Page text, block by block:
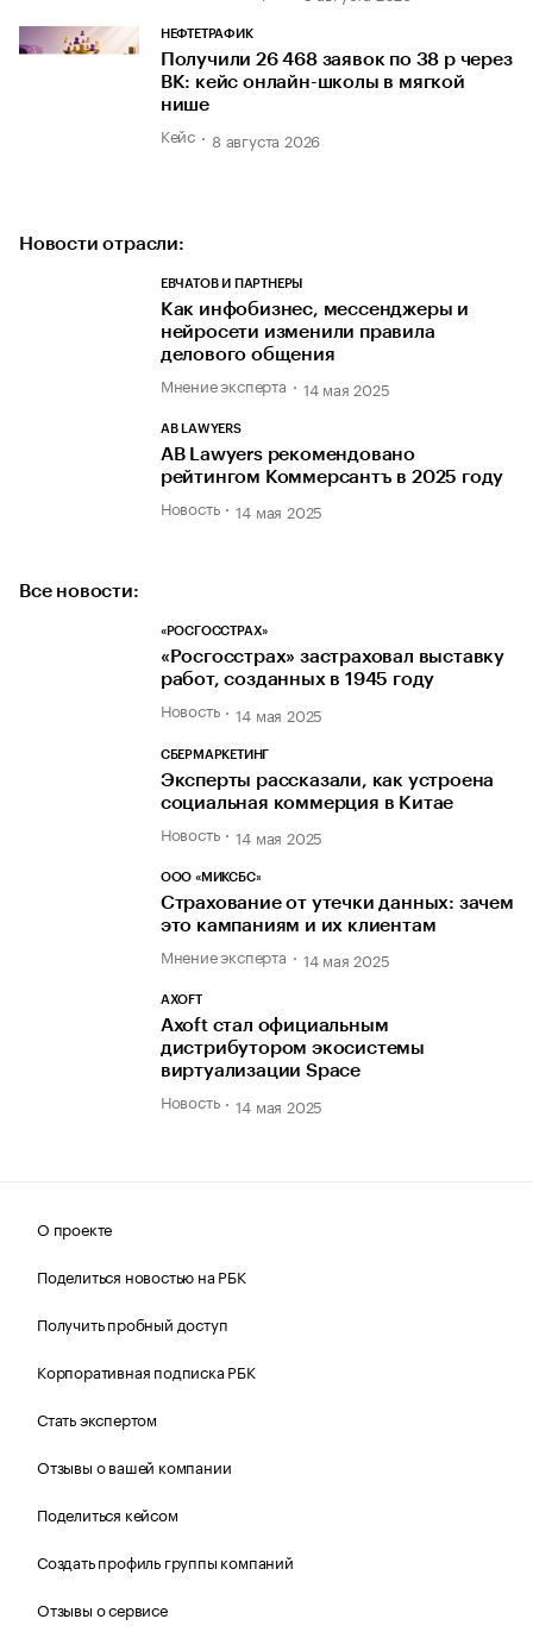
НЕФТЕТРАФИК
Получили 26 468 заявок по 38 р через
ВК: кейс онлайн-школы в мягкой
нише
Кейс 8 августа 2026
Новости отрасли:
ЕВЧАТОВ И ПАРТНЕРЫ
Как инфобизнес, мессенджеры и
нейросети изменили правила
делового общения
Мнение эксперта 14 мая 2025
AB LAWYERS
AB Lawyers рекомендовано
рейтингом Коммерсантъ в 2025 году
Новость 14 мая 2025
Все новости:
«РОСГОССТРАХ»
«Росгосстрах» застраховал выставку
работ, созданных в 1945 году
Новость 14 мая 2025
СБЕРМАРКЕТИНГ
Эксперты рассказали, как устроена
социальная коммерция в Китае
Новость 14 мая 2025
ООО «МИКСБС»
Страхование от утечки данных: зачем
это кампаниям и их клиентам
Мнение эксперта 14 мая 2025
AXOFT
Axoft стал официальным
дистрибутором экосистемы
виртуализации Space
Новость 14 мая 2025
О проекте
Поделиться новостью на РБК
Получить пробный доступ
Корпоративная подписка РБК
Стать экспертом
Отзывы о вашей компании
Поделиться кейсом
Создать профиль группы компаний
Отзывы о сервисе